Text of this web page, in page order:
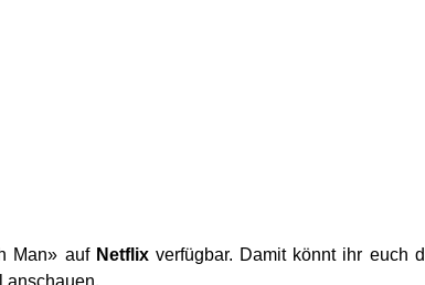
Man» auf Netflixverfügbar. Damit könnt ihr euch
anschauen.